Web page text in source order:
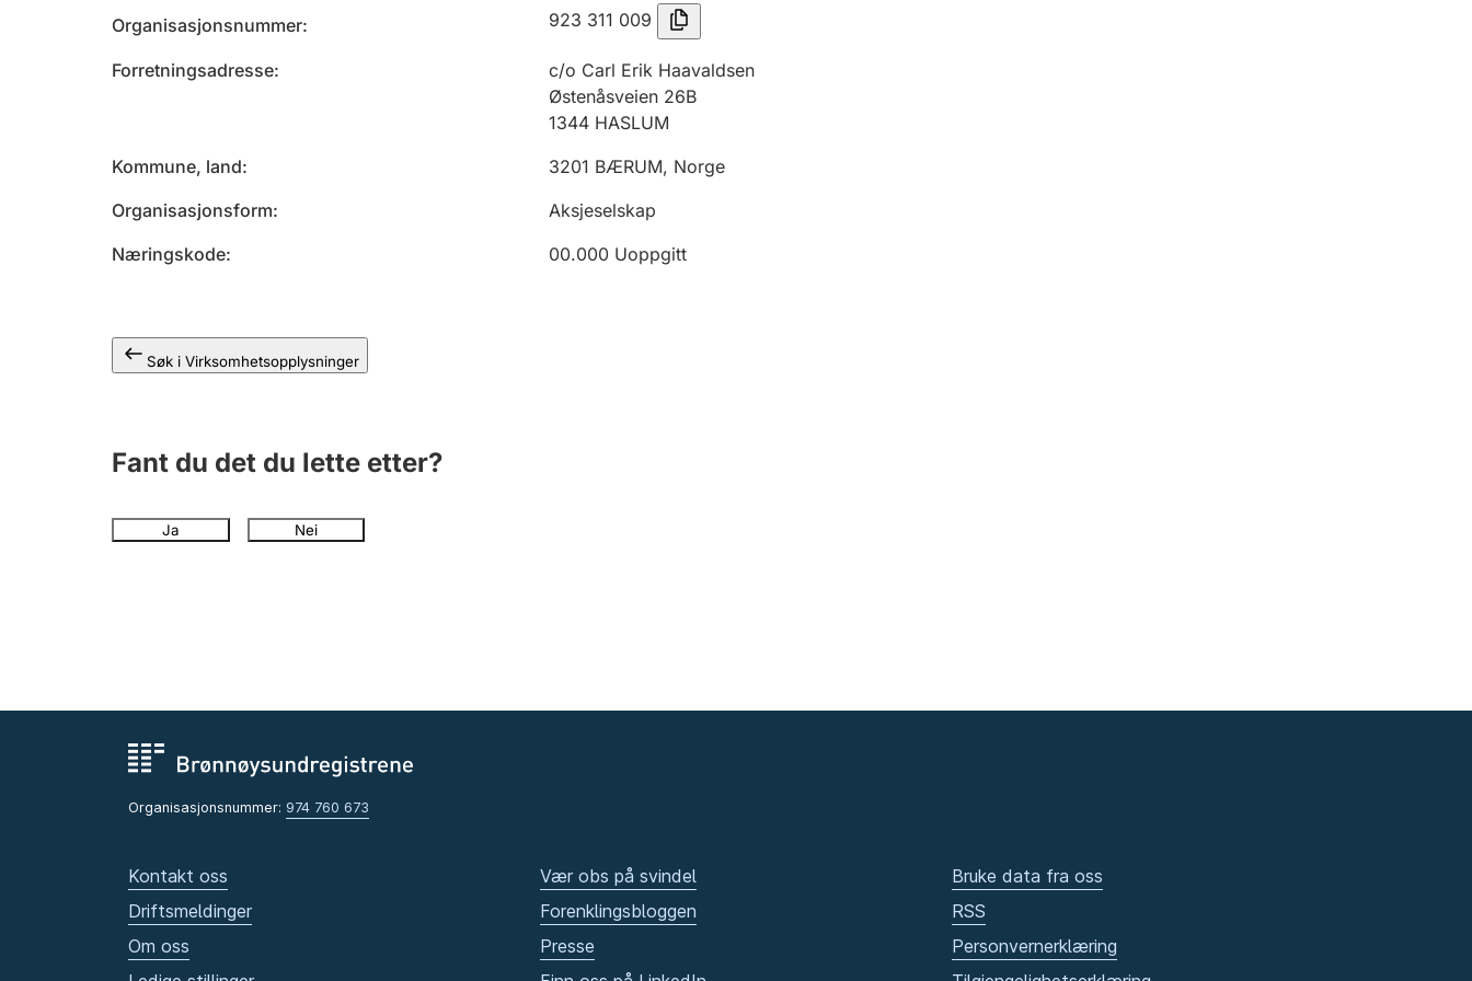
Organisasjonsnummer 923 311 009
Forretningsadresse
c/o Carl Erik Haavaldsen
Østenåsveien 26B
1344 HASLUM
Kommune, land
3201 BÆRUM, Norge
Organisasjonsform
Aksjeselskap
Næringskode
00.000 Uoppgitt
Søk i Virksomhetsopplysninger
Fant du det du lette etter?
Ja Nei
Organisasjonsnummer: 974 760 673
Kontakt oss
Driftsmeldinger
Om oss
Vær obs på svindel
Forenklingsbloggen
Presse
Bruke data fra oss
RSS
Personvernerklæring